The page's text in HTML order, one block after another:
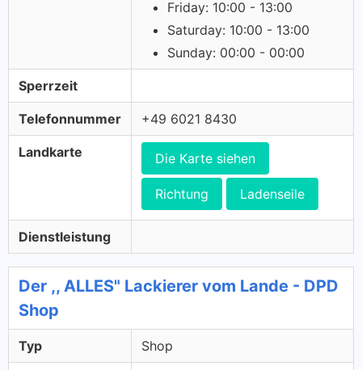
Friday: 10:00 - 13:00
Saturday: 10:00 - 13:00
Sunday: 00:00 - 00:00
Sperrzeit
Telefonnummer +49 6021 8430
Landkarte Die Karte siehen
Richtung Ladenseile
Dienstleistung
Der ,, ALLES" Lackierer vom Lande - DPD
Shop
Typ Shop